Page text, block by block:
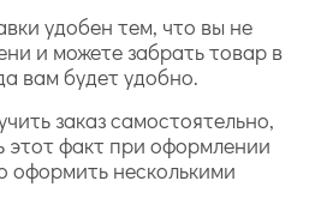
удобен тем, что вы не
и можете забрать товар в
вам будет удобно.
заказ самостоятельно,
этот факт при оформлении
оформить несколькими